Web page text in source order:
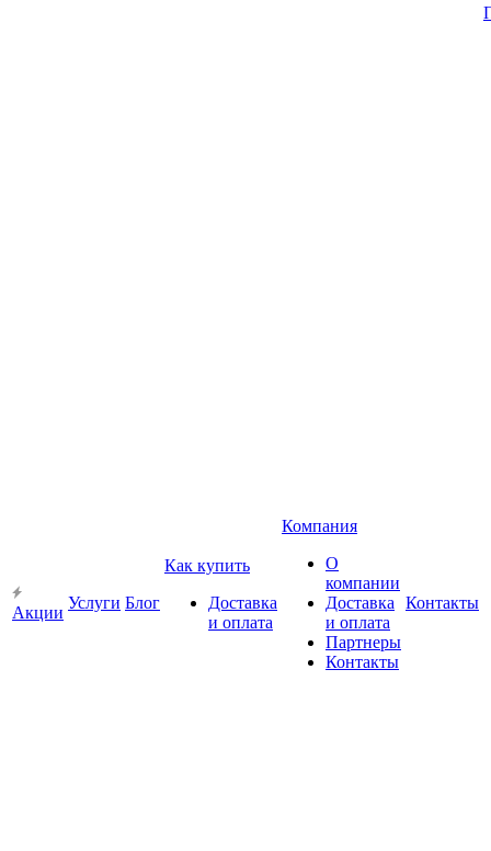
Акции
Услуги Блог
Как купить
Доставка
и оплата
Компания
О
компании
Доставка
и оплата
Партнеры
Контакты
Контакты